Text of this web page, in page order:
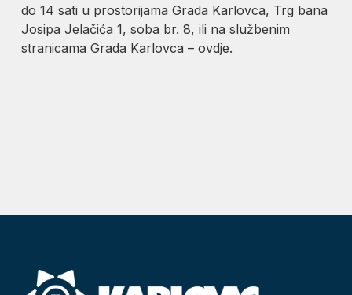
do 14 sati u prostorijama Grada Karlovca, Trg bana
Josipa Jelačića 1, soba br. 8, ili na službenim
stranicama Grada Karlovca – ovdje.